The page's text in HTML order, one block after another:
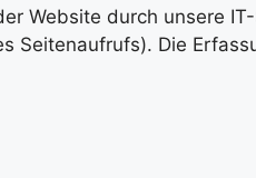
Website durch unsere
Seitenaufrufs). Die